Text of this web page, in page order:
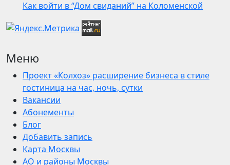
Как войти в “Дом свиданий” на Коломенской
Меню
Проект «Колхоз» расширение бизнеса в стиле
гостиница на час, ночь, сутки
Вакансии
Абонементы
Блог
Добавить запись
Карта Москвы
АО и районы Москвы